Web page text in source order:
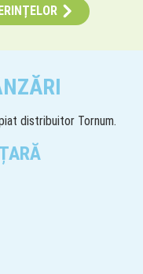
distribuitor Tornum.